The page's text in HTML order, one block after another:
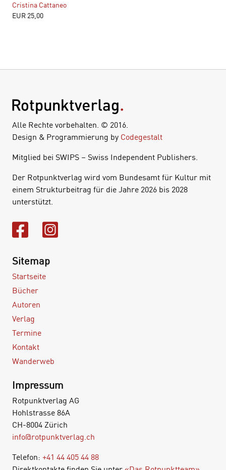
Cristina Cattaneo
EUR 25,00
Alle Rechte vorbehalten. © 2016.
Design & Programmierung by Codegestalt
Mitglied bei SWIPS – Swiss Independent Publishers.
Der Rotpunktverlag wird vom Bundesamt für Kultur mit
einem Strukturbeitrag für die Jahre 2026 bis 2028
unterstützt.
Sitemap
Startseite
Bücher
Autoren
Verlag
Termine
Kontakt
Wanderweb
Impressum
Rotpunktverlag AG
Hohlstrasse 86A
CH-8004 Zürich
info@rotpunktverlag.ch
Telefon: +41 44 405 44 88